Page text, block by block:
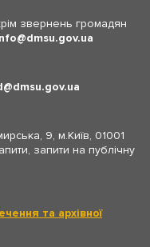
звернень громадян
dmsu.gov.ua
dmsu.gov.ua
9, м.Київ, 01001
запити на публічну
та архівної